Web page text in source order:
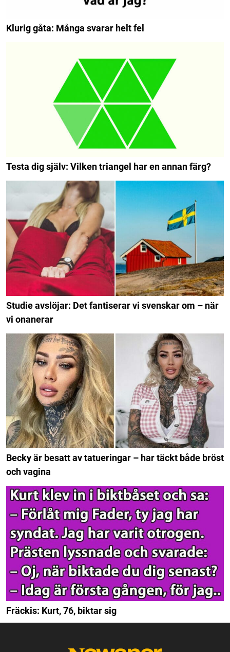
Klurig gåta: Många svarar helt fel
Testa dig själv: Vilken triangel har en annan färg?
Studie avslöjar: Det fantiserar vi svenskar om – när
vi onanerar
Becky är besatt av tatueringar – har täckt både bröst
och vagina
Fräckis: Kurt, 76, biktar sig